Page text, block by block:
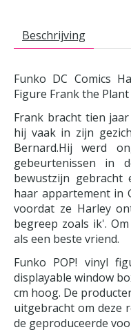
Beschrijving
Funko DC Comics
Figure Frank the Plant
Frank bracht tien
hij vaak in zijn
Bernard.Hij werd
gebeurtenissen in
bewustzijn
haar appartement in
voordat ze Harley
begreep zoals ik'.
als een beste vriend.
Funko POP! vinyl
displayable window
cm hoog. De
uitgebracht om deze
de geproduceerde